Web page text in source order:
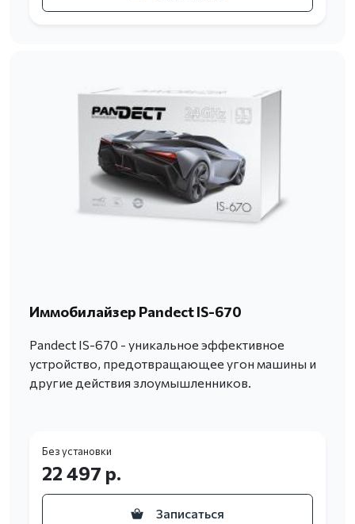
Иммобилайзер Pandect IS-670
Pandect IS-670 - уникальное эффективное
устройство, предотвращающее угон машины и
другие действия злоумышленников.
Без установки
22 497 р.
Записаться